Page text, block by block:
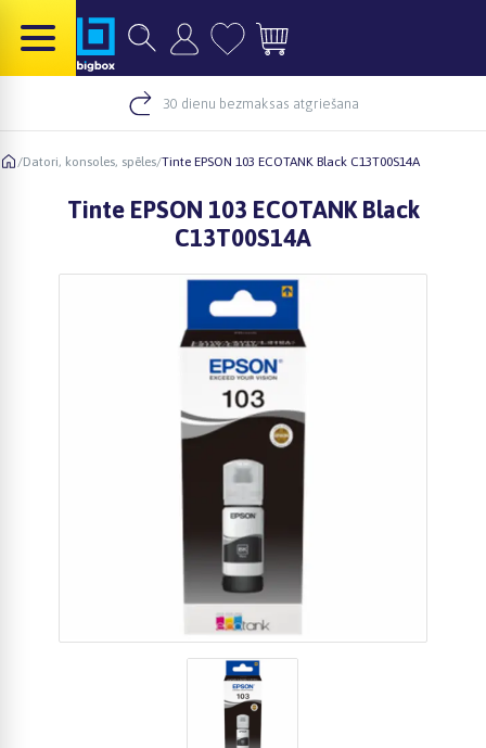
30 dienu bezmaksas atgriešana
/Datori, konsoles, spēles/Tinte EPSON 103 ECOTANK Black C13T00S14A
Tinte EPSON 103 ECOTANK Black
C13T00S14A